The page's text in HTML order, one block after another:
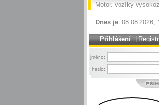
Motor. vozíky
Dnes je: 08.08.2026,
Přihlášení |
jméno:
heslo: